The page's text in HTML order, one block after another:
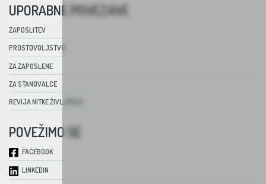
UPORABNE POVEZAVE
ZAPOSLITEV
PROSTOVOLJSTVO
ZA ZAPOSLENE
ZA STANOVALCE
REVIJA NITKE ŽIVLJENJA
POVEŽIMO SE
FACEBOOK
LINKEDIN